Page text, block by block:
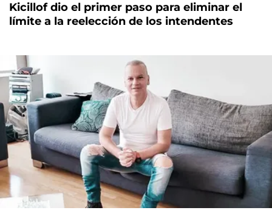
Kicillof dio el primer paso para eliminar el
límite a la reelección de los intendentes